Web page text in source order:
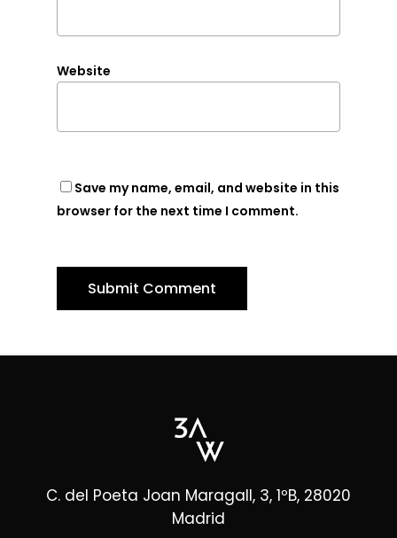
Website
Save my name, email, and website in this
browser for the next time I comment.
C. del Poeta Joan Maragall, 3, 1ºB, 28020
Madrid